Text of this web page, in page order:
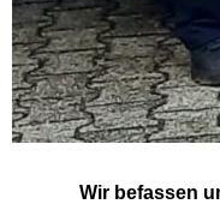
Wir befassen